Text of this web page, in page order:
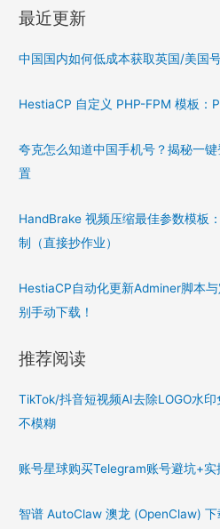
最近更新
中国国内如何低成本获取英国/美国
HestiaCP 自定义 PHP-FPM 模板：
夸克怎么知道中国手机号？揭秘一
置
HandBrake 视频压缩最佳参数模板
制（直接抄作业）
HestiaCP自动化更新Adminer脚本
别手动下载！
推荐阅读
TikTok/抖音短视频AI去除LOGO水
不模糊
账号星球购买Telegram账号避坑+实
智谱 AutoClaw 澳龙 (OpenClaw)